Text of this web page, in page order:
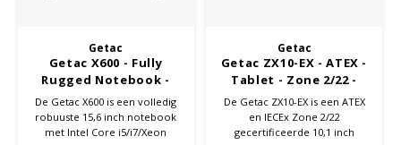
Getac
Getac X600 - Fully
Rugged Notebook -
15,6 inch -
Configuratie op maat
De Getac X600 is een volledig
robuuste 15,6 inch notebook
met Intel Core i5/i7/Xeon
Getac
Getac ZX10-EX - ATEX -
Tablet - Zone 2/22 -
Configuratie op maat
De Getac ZX10-EX is een ATEX
en IECEx Zone 2/22
gecertificeerde 10,1 inch